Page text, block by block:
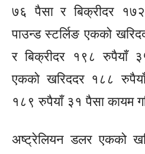
७६ पैसा र बिक्रीदर
पाउन्ड स्टर्लिङ एकको
र बिक्रीदर १९८ रुपैयाँ
एकको खरिददर १८८
१८९ रुपैयाँ ३१ पैसा कायम
अष्ट्रेलियन डलर एकको